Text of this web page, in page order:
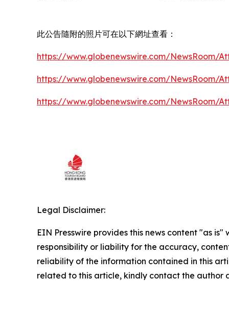
此公告隨附的照片可在以下網址查看：
https://www.globenewswire.com/NewsRoom/
https://www.globenewswire.com/NewsRoom/
https://www.globenewswire.com/NewsRoom/
Legal Disclaimer:
EIN Presswire provides this news content "as
responsibility or liability for the accuracy,
reliability of the information contained in this
related to this article, kindly contact the author